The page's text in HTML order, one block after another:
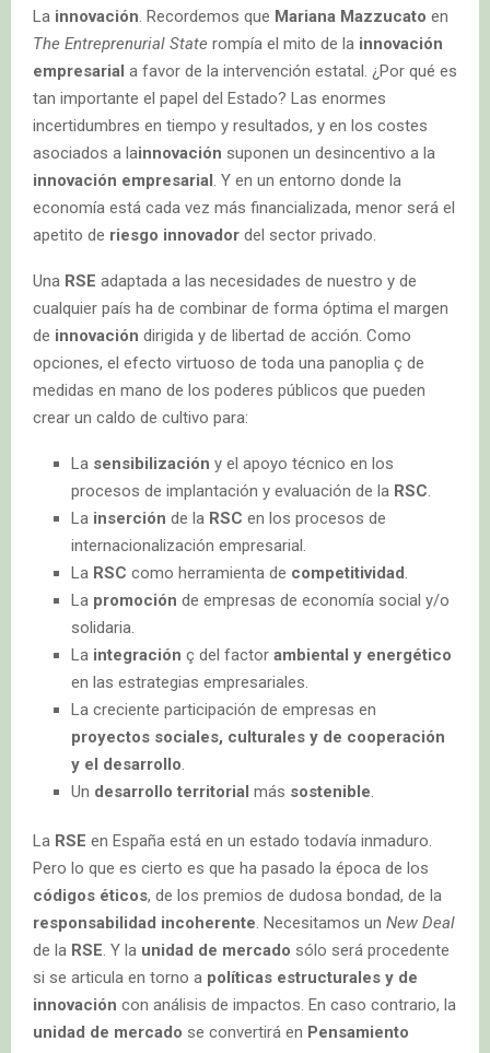
La innovación . Recordemos que Mariana Mazzucato en
The Entreprenurial State rompía el mito de la innovación
empresarial a favor de la intervención estatal. ¿Por qué es
tan importante el papel del Estado? Las enormes
incertidumbres en tiempo y resultados, y en los costes
asociados a lainnovación suponen un desincentivo a la
innovación empresarial . Y en un entorno donde la
economía está cada vez más financializada, menor será el
apetito de riesgo innovador del sector privado.
Una RSE adaptada a las necesidades de nuestro y de
cualquier país ha de combinar de forma óptima el margen
de innovación dirigida y de libertad de acción. Como
opciones, el efecto virtuoso de toda una panoplia ç de
medidas en mano de los poderes públicos que pueden
crear un caldo de cultivo para:
La sensibilización y el apoyo técnico en los
procesos de implantación y evaluación de la RSC
La inserción de la RSC en los procesos de
internacionalización empresarial.
La RSC como herramienta de competitividad
La promoción de empresas de economía social y/o
solidaria.
La integración ç del factor ambiental y energético
en las estrategias empresariales.
La creciente participación de empresas en
proyectos sociales, culturales y de cooperación
y el desarrollo
Un desarrollo territorial más sostenible
La RSE en España está en un estado todavía inmaduro.
Pero lo que es cierto es que ha pasado la época de los
códigos éticos, de los premios de dudosa bondad, de la
responsabilidad incoherente . Necesitamos un New Deal
de la RSE . Y la unidad de mercado sólo será procedente
si se articula en torno a políticas estructurales y de
innovación con análisis de impactos. En caso contrario, la
unidad de mercado se convertirá en Pensamiento